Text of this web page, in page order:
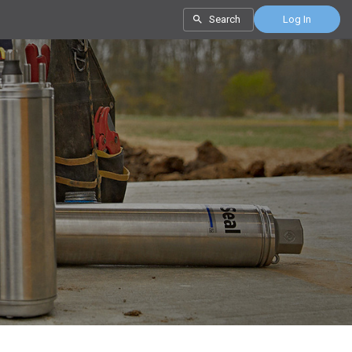
Search Log In